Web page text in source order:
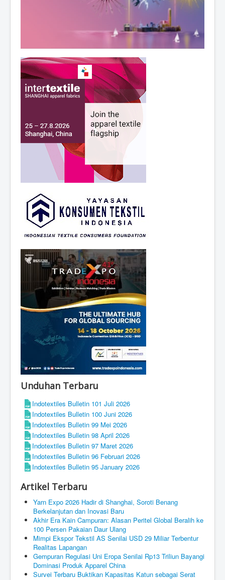
Unduhan Terbaru
Indotextiles Bulletin 101 Juli 2026
Indotextiles Bulletin 100 Juni 2026
Indotextiles Bulletin 99 Mei 2026
Indotextiles Bulletin 98 April 2026
Indotextiles Bulletin 97 Maret 2026
Indotextiles Bulletin 96 Februari 2026
Indotextiles Bulletin 95 January 2026
Artikel Terbaru
Yarn Expo 2026 Hadir di Shanghai, Soroti Benang
Berkelanjutan dan Inovasi Baru
Akhir Era Kain Campuran: Alasan Peritel Global Beralih ke
100 Persen Pakaian Daur Ulang
Mimpi Ekspor Tekstil AS Senilai USD 29 Miliar Terbentur
Realitas Lapangan
Gempuran Regulasi Uni Eropa Senilai Rp13 Triliun Bayangi
Dominasi Produk Apparel China
Survei Terbaru Buktikan Kapasitas Katun sebagai Serat